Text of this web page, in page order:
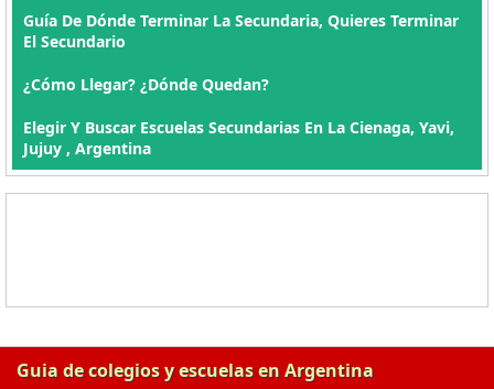
Guía De Dónde Terminar La Secundaria, Quieres Terminar
El Secundario
¿Cómo Llegar? ¿Dónde Quedan?
Elegir Y Buscar Escuelas Secundarias En La Cienaga, Yavi,
Jujuy , Argentina
Guia de colegios y escuelas en Argentina